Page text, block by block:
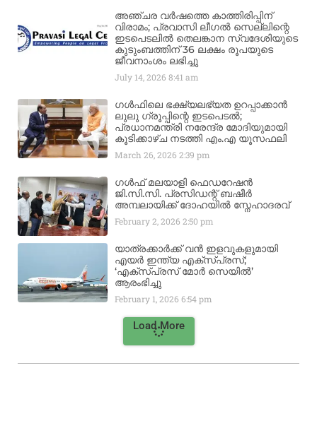
അഞ്ചര വർഷത്തെ കാത്തിരിപ്പിന്
വിരാമം; പ്രവാസി ലീഗൽ സെല്ലിന്റെ
ഇടപെടലിൽ തെലങ്കാന സ്വദേശിയുടെ
കുടുംബത്തിന് 36 ലക്ഷം രൂപയുടെ
ജീവനാംശം ലഭിച്ചു
July 14, 20268:41 am
ഗൾഫിലെ ഭക്ഷ്യലഭ്യത ഉറപ്പാക്കാൻ
ലുലു ഗ്രൂപ്പിന്റെ ഇടപെടൽ;
പ്രധാനമന്ത്രി നരേന്ദ്ര മോദിയുമായി
കൂടിക്കാഴ്ച നടത്തി എം.എ യൂസഫലി
March 26, 20262:39 pm
ഗൾഫ് മലയാളി ഫെഡറേഷൻ
ജി.സി.സി. പ്രസിഡന്റ് ബഷീർ
അമ്പലായിക്ക് ദോഹയിൽ സ്നേഹാദരവ്
February 2, 20262:50 pm
യാത്രക്കാർക്ക് വൻ ഇളവുകളുമായി
എയർ ഇന്ത്യ എക്സ്പ്രസ്;
‘എക്സ്പ്രസ് മോർ സെയിൽ’
ആരംഭിച്ചു
February 1, 20266:54 pm
Load More